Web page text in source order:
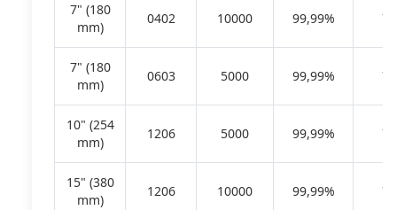
7" (180
mm)
0402 10000 99,99% 7-
7" (180
mm)
0603 5000 99,99% 7-
10" (254
mm)
1206 5000 99,99% 7-
15" (380
mm)
1206 10000 99,99% 7-